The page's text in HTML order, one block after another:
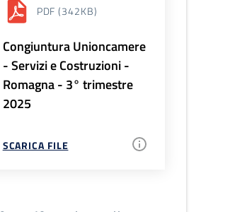
PDF (342KB)
Congiuntura Unioncamere
- Servizi e Costruzioni -
Romagna - 3° trimestre
2025
SCARICA FILE